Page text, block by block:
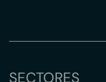
SECTORES